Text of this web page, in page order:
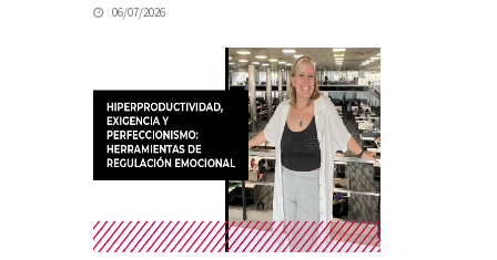
06/07/2026